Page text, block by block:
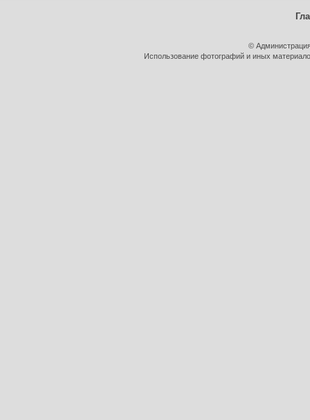
©
Использование фотографий и иных